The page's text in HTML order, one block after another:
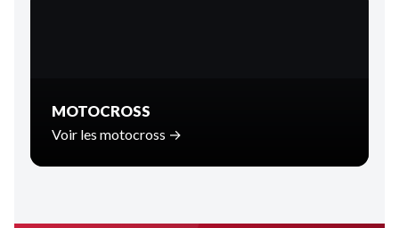
MOTOCROSS
Voir les motocross →